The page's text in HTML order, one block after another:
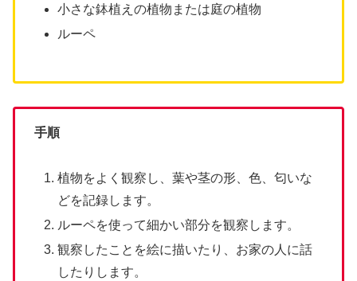
小さな鉢植えの植物または庭の植物
ルーペ
手順
植物をよく観察し、葉や茎の形、色、匂いな
どを記録します。
ルーペを使って細かい部分を観察します。
観察したことを絵に描いたり、お家の人に話
したりします。